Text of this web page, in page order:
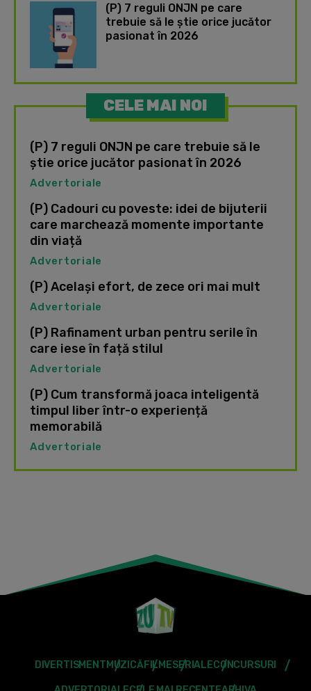
(P) 7 reguli ONJN pe care
trebuie să le știe orice jucător
pasionat în 2026
CELE MAI NOI
(P) 7 reguli ONJN pe care trebuie să le
știe orice jucător pasionat în 2026
Advertoriale
(P) Cadouri cu poveste: idei de bijuterii
care marchează momente importante
din viață
Advertoriale
(P) Același efort, de zece ori mai mult
Advertoriale
(P) Rafinament urban pentru serile în
care iese în față stilul
Advertoriale
(P) Cum transformă joaca inteligentă
timpul liber într-o experiență
memorabilă
Advertoriale
DIVERTISMENT MUZICĂFILMESERIALECONCURSURI